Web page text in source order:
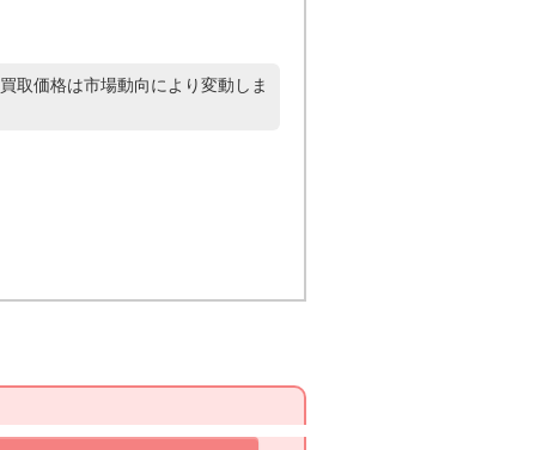
取価格は市場動向により変動しま